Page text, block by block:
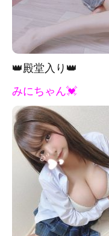
👑殿堂入り👑
みにちゃん💓